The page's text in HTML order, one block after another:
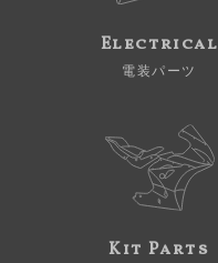
Electrical
電装パーツ
Kit Parts